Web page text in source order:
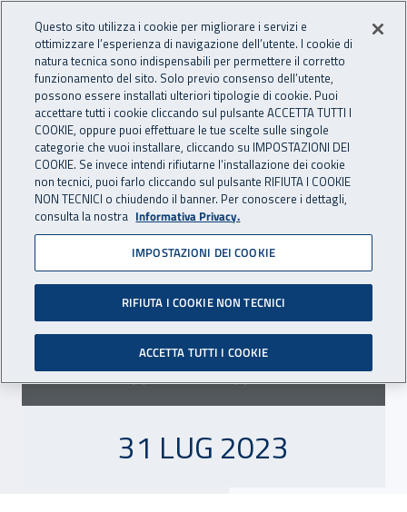
INAIL - Istituto Nazionale
Apri cerca
Navigazione principale
Navigazione - Ti trovi in:
Home Inail comunica Scadenze Scadenza
Dr Calabria: avviso per la
stipula di convenzioni
Scade il 31 luglio 2023 il termine per la
presentazione delle manifestazioni d'interesse.
SCADENZA PASSATA
31 LUGLIO 2023
31 LUG 2023
Questo sito utilizza i cookie per migliorare i servizi e
ottimizzare l’esperienza di navigazione dell’utente. I cookie di
natura tecnica sono indispensabili per permettere il corretto
funzionamento del sito. Solo previo consenso dell’utente,
possono essere installati ulteriori tipologie di cookie. Puoi
accettare tutti i cookie cliccando sul pulsante ACCETTA TUTTI I
COOKIE, oppure puoi effettuare le tue scelte sulle singole
categorie che vuoi installare, cliccando su IMPOSTAZIONI DEI
COOKIE. Se invece intendi rifiutarne l’installazione dei cookie
non tecnici, puoi farlo cliccando sul pulsante RIFIUTA I COOKIE
NON TECNICI o chiudendo il banner. Per conoscere i dettagli,
consulta la nostra Informativa Privacy.
IMPOSTAZIONI DEI COOKIE
RIFIUTA I COOKIE NON TECNICI
ACCETTA TUTTI I COOKIE